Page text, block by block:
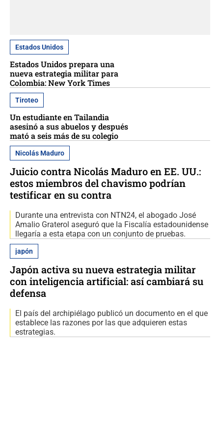
Estados Unidos
Estados Unidos prepara una
nueva estrategia militar para
Colombia: New York Times
Tiroteo
Un estudiante en Tailandia
asesinó a sus abuelos y después
mató a seis más de su colegio
Nicolás Maduro
Juicio contra Nicolás Maduro en EE. UU.:
estos miembros del chavismo podrían
testificar en su contra
Durante una entrevista con NTN24, el abogado José
Amalio Graterol aseguró que la Fiscalía estadounidense
llegaría a esta etapa con un conjunto de pruebas.
japón
Japón activa su nueva estrategia militar
con inteligencia artificial: así cambiará su
defensa
El país del archipiélago publicó un documento en el que
establece las razones por las que adquieren estas
estrategias.